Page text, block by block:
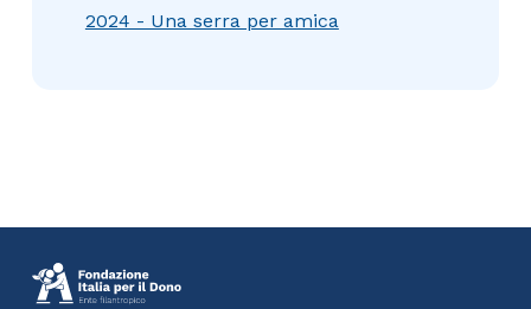
2024 - Una serra per amica